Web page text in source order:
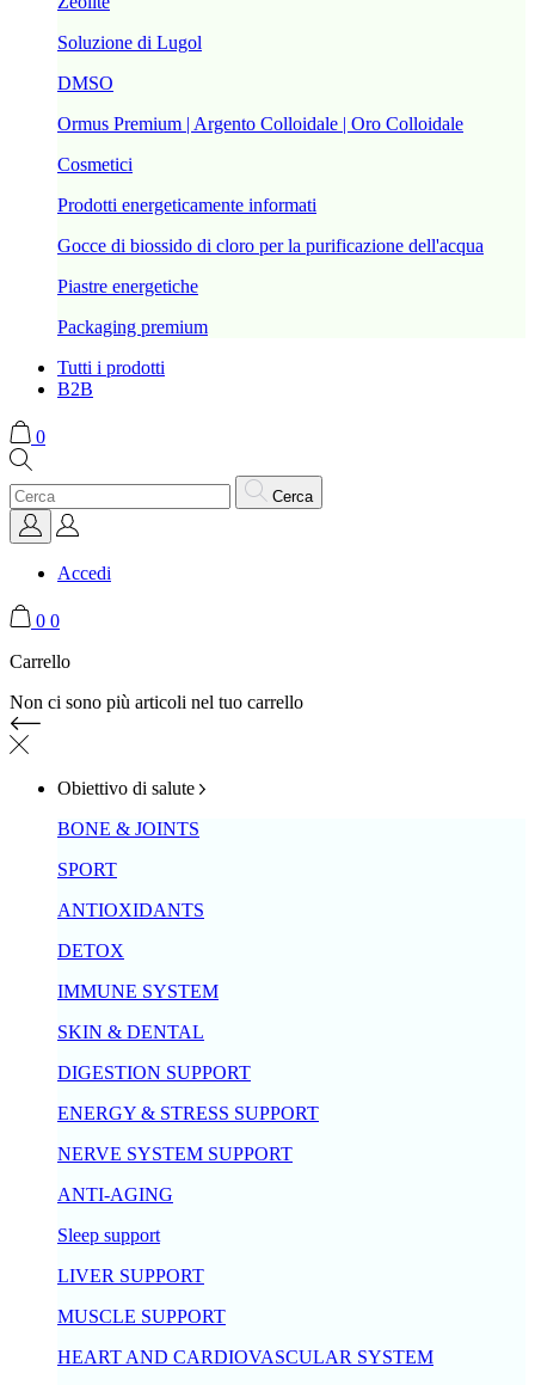
Soluzione di Lugol
DMSO
Ormus Premium | Argento Colloidale | Oro Colloidale
Cosmetici
Prodotti energeticamente informati
Gocce di biossido di cloro per la purificazione dell'acqua
Piastre energetiche
Packaging premium
Tutti i prodotti
B2B
0
Cerca
Accedi
0 0
Carrello
Non ci sono più articoli nel tuo carrello
Obiettivo di salute
BONE & JOINTS
SPORT
ANTIOXIDANTS
DETOX
IMMUNE SYSTEM
SKIN & DENTAL
DIGESTION SUPPORT
ENERGY & STRESS SUPPORT
NERVE SYSTEM SUPPORT
ANTI-AGING
Sleep support
LIVER SUPPORT
MUSCLE SUPPORT
HEART AND CARDIOVASCULAR SYSTEM